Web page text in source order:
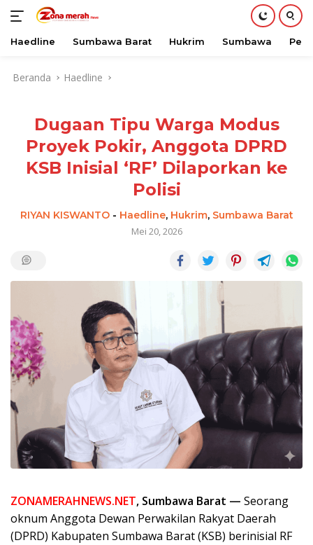
Haedline Sumbawa Barat Hukrim Sumbawa
Beranda Haedline
Dugaan Tipu Warga Modus
Proyek Pokir, Anggota DPRD
KSB Inisial ‘RF’ Dilaporkan ke
Polisi
RIYAN KISWANTO- Haedline, Hukrim, Sumbawa Barat
Mei 20, 2026
ZONAMERAHNEWS.NET, Sumbawa Barat — Seorang
oknum Anggota Dewan Perwakilan Rakyat Daerah
(DPRD) Kabupaten Sumbawa Barat (KSB) berinisial RF